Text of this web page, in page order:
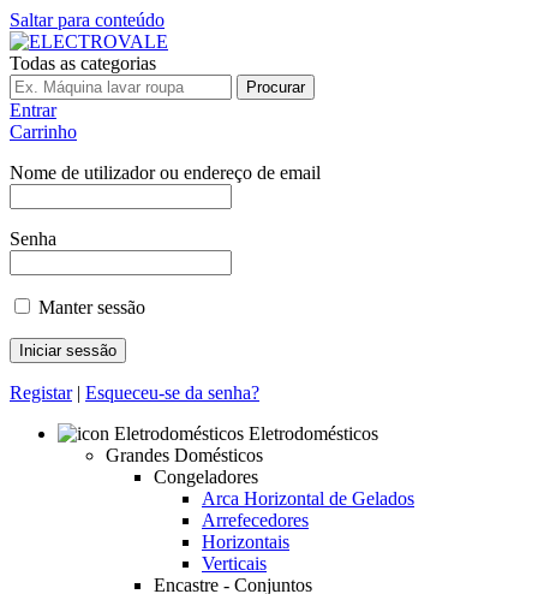
Saltar para conteúdo
Todas as categorias
Procurar
Entrar
Carrinho
Nome de utilizador ou endereço de email
Senha
Manter sessão
Registar| Esqueceu-se da senha?
Eletrodomésticos
Grandes Domésticos
Congeladores
Arca Horizontal de Gelados
Arrefecedores
Horizontais
Verticais
Encastre - Conjuntos